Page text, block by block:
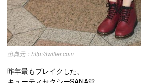
http://twitter.com
昨年最もブレイクした、
キューティセクシーSANA💛